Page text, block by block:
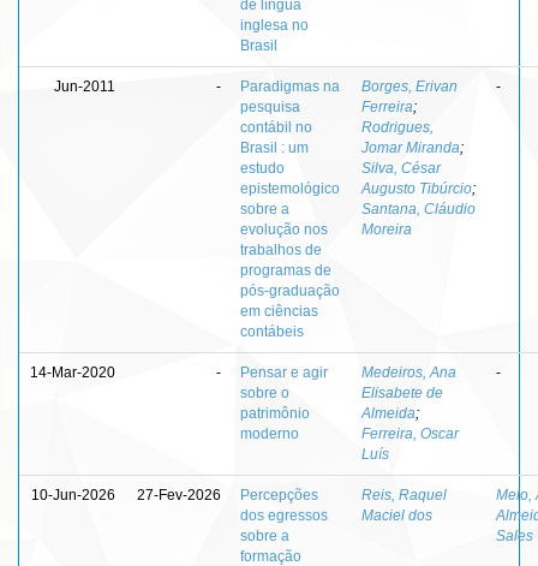
de língua
inglesa no
Brasil
Jun-2011 -
Paradigmas na
pesquisa
contábil no
Brasil : um
estudo
epistemológico
sobre a
evolução nos
trabalhos de
programas de
pós-graduação
em ciências
contábeis
Borges, Erivan
Ferreira;
Rodrigues,
Jomar Miranda;
Silva, César
Augusto Tibúrcio;
Santana, Cláudio
Moreira
-
14-Mar-2020 -
Pensar e agir
sobre o
patrimônio
moderno
Medeiros, Ana
Elisabete de
Almeida;
Ferreira, Oscar
Luís
-
10-Jun-2026 27-Fev-2026
Percepções
dos egressos
sobre a
formação
Reis, Raquel
Maciel dos
Melo,
Sales